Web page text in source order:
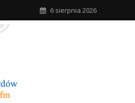
6 sierpnia 2026